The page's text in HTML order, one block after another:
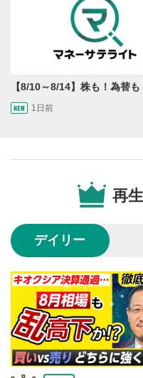
10秒戻し/10秒送り
10秒、動画を巻き戻し
再生位置を示していま
するとその位置から動
スライダーを上下する
8
全画面表示
動画が全画面で表示さ
のサイズに戻ります。
1日前
再
デイリー